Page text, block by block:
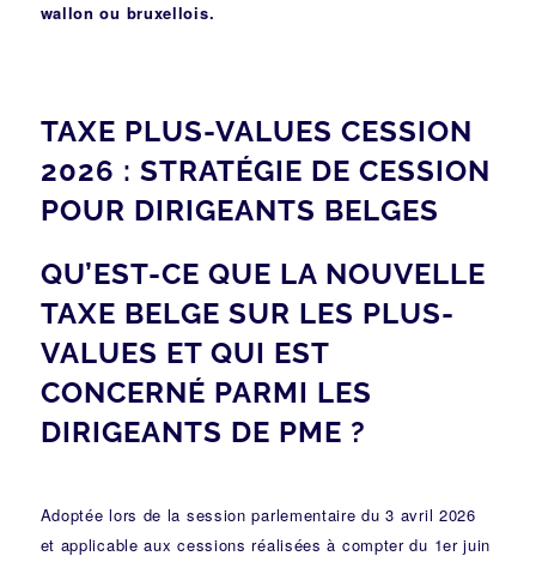
wallon ou bruxellois.
TAXE PLUS-VALUES CESSION
2026 : STRATÉGIE DE CESSION
POUR DIRIGEANTS BELGES
QU’EST-CE QUE LA NOUVELLE
TAXE BELGE SUR LES PLUS-
VALUES ET QUI EST
CONCERNÉ PARMI LES
DIRIGEANTS DE PME ?
Adoptée lors de la session parlementaire du 3 avril 2026
et applicable aux cessions réalisées à compter du 1er juin